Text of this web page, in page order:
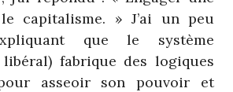
capitalisme. » J’ai un peu
que le système
fabrique des logiques
pour asseoir son pouvoir et